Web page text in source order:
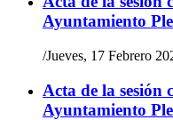
Ayuntamiento
/Jueves, 17 Febrero
Acta de la sesión
Ayuntamiento